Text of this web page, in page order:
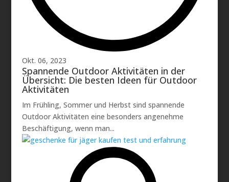
Okt. 06, 2023
Spannende Outdoor Aktivitäten in der
Übersicht: Die besten Ideen für Outdoor
Aktivitäten
Im Frühling, Sommer und Herbst sind spannende
Outdoor Aktivitäten eine besonders angenehme
Beschäftigung, wenn man...